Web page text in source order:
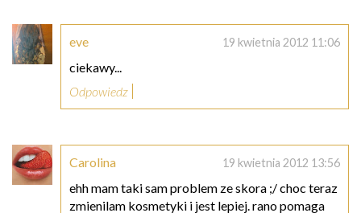
eve 19 kwietnia 2012 11:06
ciekawy...
Odpowiedz
Carolina 19 kwietnia 2012 13:56
ehh mam taki sam problem ze skora ;/ choc teraz
zmienilam kosmetyki i jest lepiej. rano pomaga